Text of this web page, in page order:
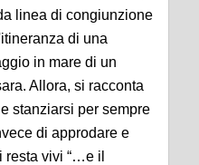
linea di congiunzione
di una
in mare di un
Allora, si racconta
stanziarsi per sempre
di approdare e
resta vivi “…e il